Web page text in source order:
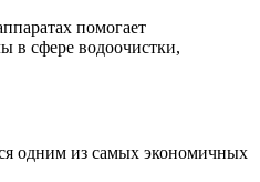
помогает
в сфере водоочистки,
одним из самых экономичных